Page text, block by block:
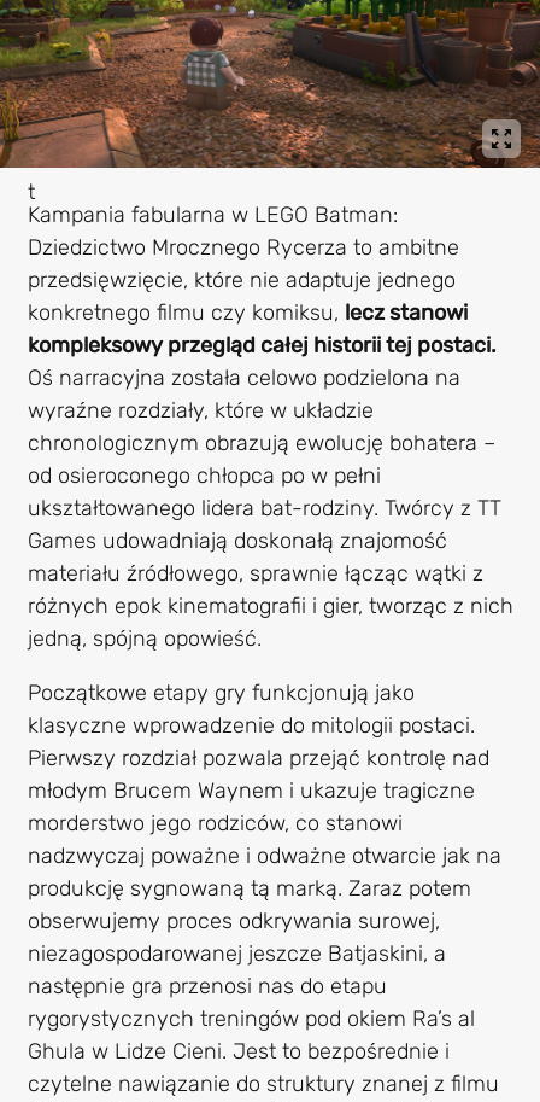
Kampania fabularna w LEGO Batman:
Dziedzictwo Mrocznego Rycerza to ambitne
przedsięwzięcie, które nie adaptuje jednego
konkretnego filmu czy komiksu, lecz stanowi
kompleksowy przegląd całej historii tej postaci.
Oś narracyjna została celowo podzielona na
wyraźne rozdziały, które w układzie
chronologicznym obrazują ewolucję bohatera –
od osieroconego chłopca po w pełni
ukształtowanego lidera bat-rodziny. Twórcy z TT
Games udowadniają doskonałą znajomość
materiału źródłowego, sprawnie łącząc wątki z
różnych epok kinematografii i gier, tworząc z nich
jedną, spójną opowieść.
Początkowe etapy gry funkcjonują jako
klasyczne wprowadzenie do mitologii postaci.
Pierwszy rozdział pozwala przejąć kontrolę nad
młodym Brucem Waynem i ukazuje tragiczne
morderstwo jego rodziców, co stanowi
nadzwyczaj poważne i odważne otwarcie jak na
produkcję sygnowaną tą marką. Zaraz potem
obserwujemy proces odkrywania surowej,
niezagospodarowanej jeszcze Batjaskini, a
następnie gra przenosi nas do etapu
rygorystycznych treningów pod okiem Ra’s al
Ghula w Lidze Cieni. Jest to bezpośrednie i
czytelne nawiązanie do struktury znanej z filmu